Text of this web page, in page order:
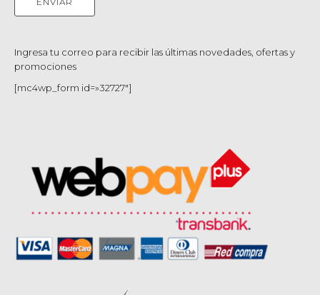
Ingresa tu correo para recibir las últimas novedades, ofertas y
promociones
[mc4wp_form id=»32727″]